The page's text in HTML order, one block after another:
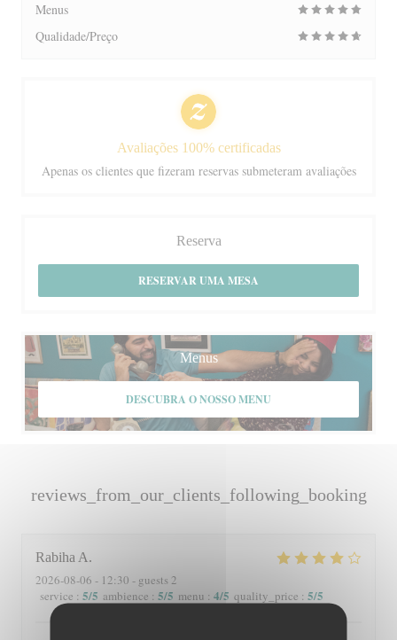
reviews_from_our_clients_following_booking
Rabiha A
2026-08-06 - 12:30 - guests 2
service : 5/5 ambience : 5/5 menu : 4/5 quality_price : 5/5
Menus
Qualidade/Preço
Avaliações 100% certificadas
Apenas os clientes que fizeram reservas submeteram avaliações
Reserva
RESERVAR UMA MESA
Menus
DESCUBRA O NOSSO MENU